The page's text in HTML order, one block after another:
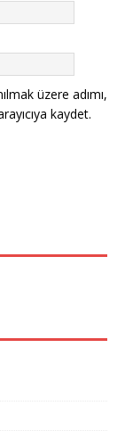
üzere adımı,
kaydet.